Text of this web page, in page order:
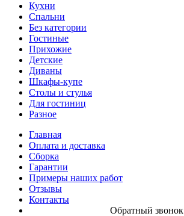
Кухни
Спальни
Без категории
Гостиные
Прихожие
Детские
Диваны
Шкафы-купе
Столы и стулья
Для гостиниц
Разное
Главная
Оплата и доставка
Сборка
Гарантии
Примеры наших работ
Отзывы
Контакты
Обратный звонок